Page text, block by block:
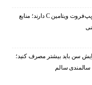
۷ ماده غذایی که بیشتر از گریپ‌فروت ویتامین C دارند؛ منابع
سن باید بیشتر مصرف کنید؛
سالمندی سالم